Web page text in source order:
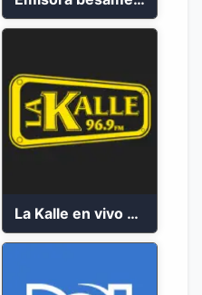
La Kalle en vivo 2023